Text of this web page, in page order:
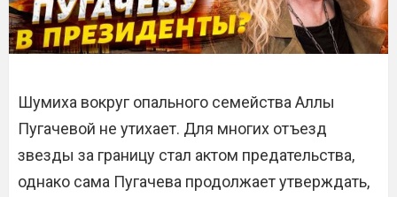
Шумиха вокруг опального семейства Аллы
Пугачевой не утихает. Для многих отъезд
звезды за границу стал актом предательства,
однако сама Пугачева продолжает утверждать,